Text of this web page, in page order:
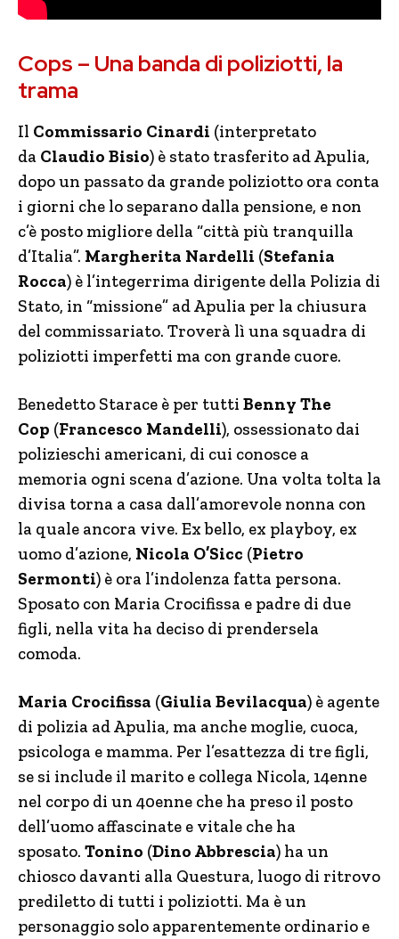
Cops – Una banda di poliziotti, la
trama
Il Commissario Cinardi (interpretato
da Claudio Bisio) è stato trasferito ad Apulia,
dopo un passato da grande poliziotto ora conta
i giorni che lo separano dalla pensione, e non
c’è posto migliore della “città più tranquilla
d’Italia”. Margherita Nardelli (Stefania
Rocca) è l’integerrima dirigente della Polizia di
Stato, in “missione” ad Apulia per la chiusura
del commissariato. Troverà lì una squadra di
poliziotti imperfetti ma con grande cuore.
Benedetto Starace è per tutti Benny The
Cop (Francesco Mandelli), ossessionato dai
polizieschi americani, di cui conosce a
memoria ogni scena d’azione. Una volta tolta la
divisa torna a casa dall’amorevole nonna con
la quale ancora vive. Ex bello, ex playboy, ex
uomo d’azione, Nicola O’Sicc (Pietro
Sermonti) è ora l’indolenza fatta persona.
Sposato con Maria Crocifissa e padre di due
figli, nella vita ha deciso di prendersela
comoda.
Maria Crocifissa (Giulia Bevilacqua) è agente
di polizia ad Apulia, ma anche moglie, cuoca,
psicologa e mamma. Per l’esattezza di tre figli,
se si include il marito e collega Nicola, 14enne
nel corpo di un 40enne che ha preso il posto
dell’uomo affascinate e vitale che ha
sposato. Tonino (Dino Abbrescia) ha un
chiosco davanti alla Questura, luogo di ritrovo
prediletto di tutti i poliziotti. Ma è un
personaggio solo apparentemente ordinario e